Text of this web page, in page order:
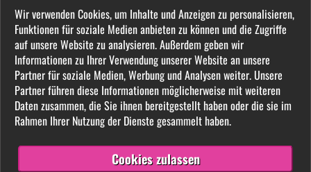
Wir verwenden Cookies, um Inhalte und Anzeigen zu personalisieren,
Funktionen für soziale Medien anbieten zu können und die Zugriffe
auf unsere Website zu analysieren. Außerdem geben wir
Informationen zu Ihrer Verwendung unserer Website an unsere
Partner für soziale Medien, Werbung und Analysen weiter. Unsere
Partner führen diese Informationen möglicherweise mit weiteren
Daten zusammen, die Sie ihnen bereitgestellt haben oder die sie im
Rahmen Ihrer Nutzung der Dienste gesammelt haben.
Cookies zulassen
gequält oder ausgelacht zu werden? Jeder
FETISCH ist in unserer Community willkommen
und auch Du wirst hier Deine Herrin finden, die
Dich Schritt für Schritt in das Sklavenleben deiner
Träume führt. Lebe deine dunkelsten Fantasien
LIVE vor der Cam aus. Finde unter tausenden
privaten SM- und Fetischvideos deine dominante
Lady und genieße die Leidenschaft, die Leiden
schafft!